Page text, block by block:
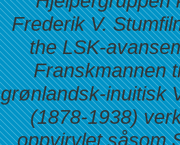
Frederik V.
the LSK-
Franskmannen
grønlandsk-inuitisk
(1878-1938)
oppvirvlet såsom